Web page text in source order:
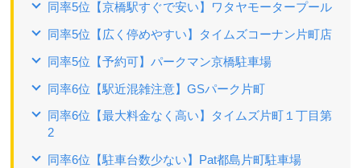
同率5位【京橋駅すぐで安い】ワタヤモータープール
同率5位【広く停めやすい】タイムズコーナン片町店
同率5位【予約可】パークマン京橋駐車場
同率6位【駅近混雑注意】GSパーク片町
同率6位【最大料金なく高い】タイムズ片町１丁目第
2
同率6位【駐車台数少ない】Pat都島片町駐車場